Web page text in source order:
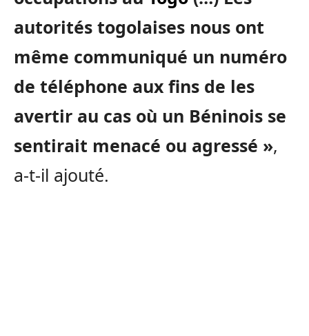
autorités togolaises nous ont
même communiqué un numéro
de téléphone aux fins de les
avertir au cas où un Béninois se
sentirait menacé ou agressé »,
a-t-il ajouté.